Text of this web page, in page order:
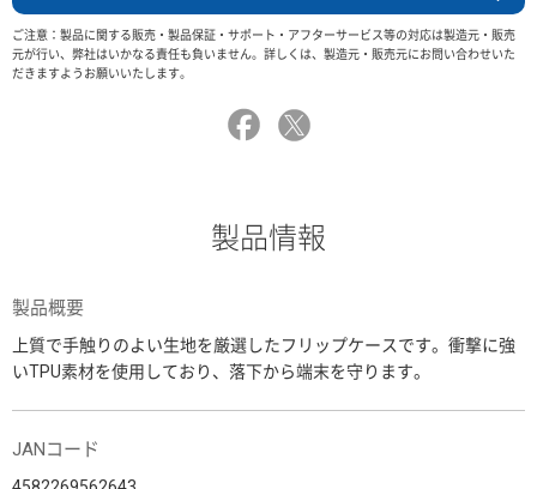
ご注意：製品に関する販売・製品保証・サポート・アフターサービス等の対応は製造元・販売
元が行い、弊社はいかなる責任も負いません。詳しくは、製造元・販売元にお問い合わせいた
だきますようお願いいたします。
製品情報
製品概要
上質で手触りのよい生地を厳選したフリップケースです。衝撃に強
いTPU素材を使用しており、落下から端末を守ります。
JANコード